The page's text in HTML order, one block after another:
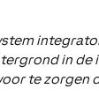
in
te